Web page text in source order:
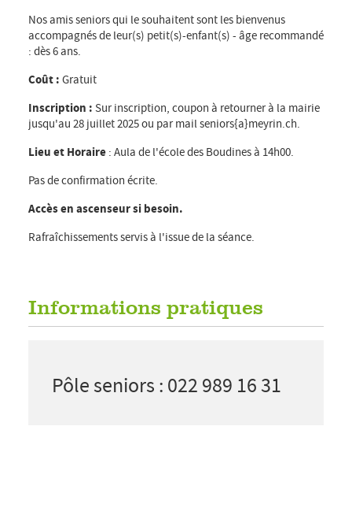
Nos amis seniors qui le souhaitent sont les bienvenus
accompagnés de leur(s) petit(s)-enfant(s) - âge recommandé
: dès 6 ans.
Coût : Gratuit
Inscription : Sur inscription, coupon à retourner à la mairie
jusqu'au 28 juillet 2025 ou par mail seniors{a}meyrin.ch.
Lieu et Horaire : Aula de l'école des Boudines à 14h00.
Pas de confirmation écrite.
Accès en ascenseur si besoin.
Rafraîchissements servis à l'issue de la séance.
Informations pratiques
Pôle seniors : 022 989 16 31